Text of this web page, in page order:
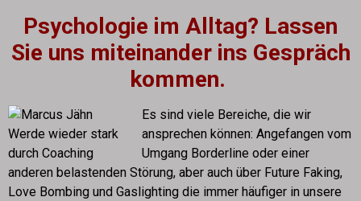
Psychologie im Alltag? Lassen
Sie uns miteinander ins Gespräch
kommen.
Es sind viele Bereiche, die wir
ansprechen können: Angefangen vom
Umgang Borderline oder einer
anderen belastenden Störung, aber auch über Future Faking,
Love Bombing und Gaslighting die immer häufiger in unsere